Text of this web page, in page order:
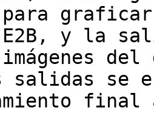
y la
imágenes
salidas se
final